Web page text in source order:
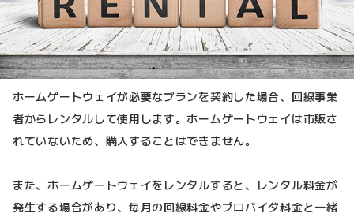
ホームゲートウェイが必要なプランを契約した場合、回線事業
者からレンタルして使用します。ホームゲートウェイは市販さ
れていないため、購入することはできません。
また、ホームゲートウェイをレンタルすると、レンタル料金が
発生する場合があり、毎月の回線料金やプロバイダ料金と一緒